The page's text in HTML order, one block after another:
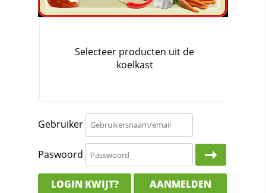
Gebruiker
Paswoord
LOGIN KWIJT? AANMELDEN